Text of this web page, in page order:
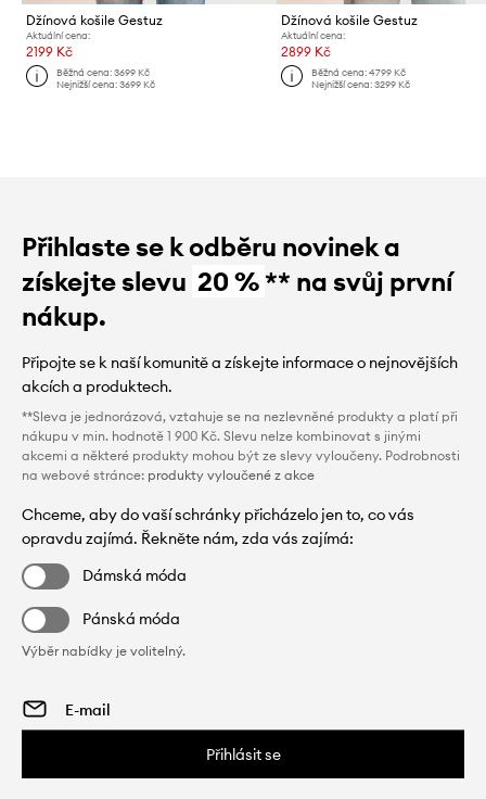
Džínová košile Gestuz
Aktuální cena:
2199 Kč
Běžná cena:3699 Kč
Nejnižší cena:3699 Kč
Džínová košile Gestuz
Aktuální cena:
2899 Kč
Běžná cena: 4799 Kč
Nejnižší cena: 3299 Kč
Přihlaste se k odběru novinek a
získejte slevu 20 %** na svůj první
nákup.
Připojte se k naší komunitě a získejte informace o nejnovějších
akcích a produktech.
**Sleva je jednorázová, vztahuje se na nezlevněné produkty a platí při
nákupu v min. hodnotě 1 900 Kč. Slevu nelze kombinovat s jinými
akcemi a některé produkty mohou být ze slevy vyloučeny. Podrobnosti
na webové stránce: produkty vyloučené z akce
Chceme, aby do vaší schránky přicházelo jen to, co vás
opravdu zajímá. Řekněte nám, zda vás zajímá:
Dámská móda
Pánská móda
Výběr nabídky je volitelný.
Přihlásit se